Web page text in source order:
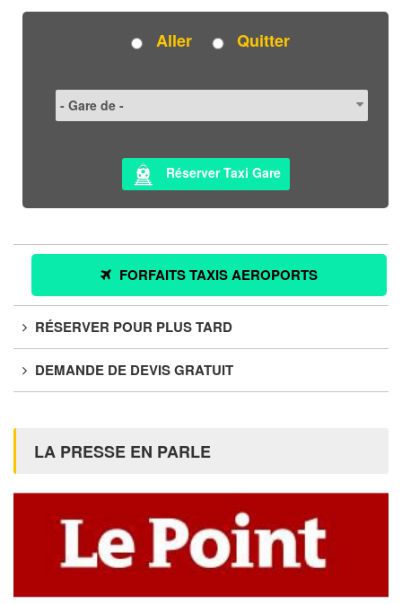
Aller Quitter
Réserver Taxi Gare
FORFAITS TAXIS AEROPORTS
RÉSERVER POUR PLUS TARD
DEMANDE DE DEVIS GRATUIT
LA PRESSE EN PARLE